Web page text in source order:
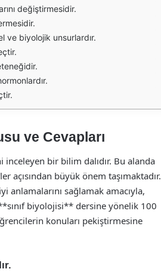
değiştirmesidir.
ve biyolojik unsurlardır.
ve Cevapları
inceleyen bir bilim dalıdır. Bu alanda
açısından büyük önem taşımaktadır.
sağlamak amacıyla,
biyolojisi** dersine yönelik 100
konuları pekiştirmesine